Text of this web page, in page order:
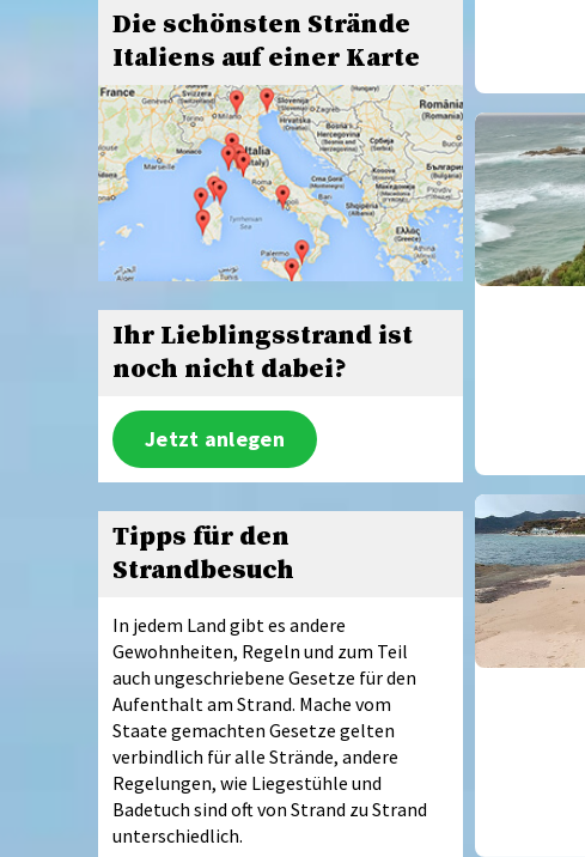
Die schönsten Strände
Italiens auf einer Karte
Ihr Lieblingsstrand ist
noch nicht dabei?
Jetzt anlegen
Tipps für den
Strandbesuch
In jedem Land gibt es andere
Gewohnheiten, Regeln und zum Teil
auch ungeschriebene Gesetze für den
Aufenthalt am Strand. Mache vom
Staate gemachten Gesetze gelten
verbindlich für alle Strände, andere
Regelungen, wie Liegestühle und
Badetuch sind oft von Strand zu Strand
unterschiedlich.